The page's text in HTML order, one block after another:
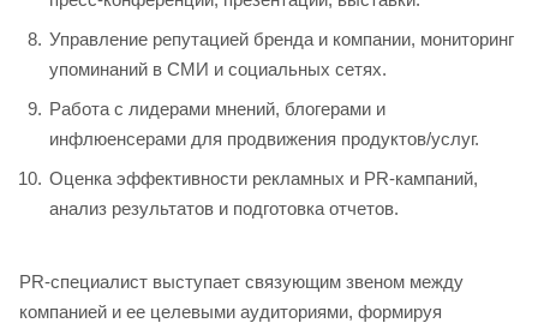
Управление репутацией бренда и компании, мониторинг
упоминаний в СМИ и социальных сетях.
Работа с лидерами мнений, блогерами и
инфлюенсерами для продвижения продуктов/услуг.
Оценка эффективности рекламных и PR-кампаний,
анализ результатов и подготовка отчетов.
PR-специалист выступает связующим звеном между
компанией и ее целевыми аудиториями, формируя